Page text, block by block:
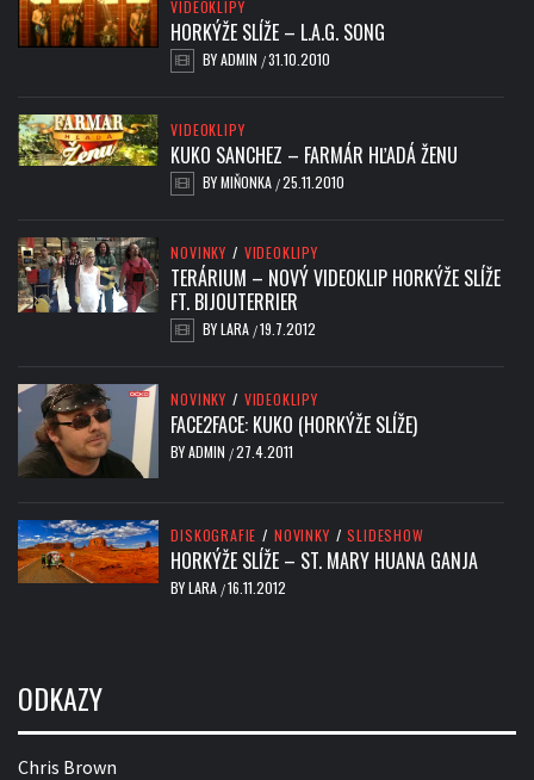
VIDEOKLIPY
HORKÝŽE SLÍŽE – L.A.G. SONG
BYADMIN /31.10.2010
VIDEOKLIPY
KUKO SANCHEZ – FARMÁR HĽADÁ ŽENU
BYMIŇONKA /25.11.2010
NOVINKY / VIDEOKLIPY
TERÁRIUM – NOVÝ VIDEOKLIP HORKÝŽE SLÍŽE
FT. BIJOUTERRIER
BYLARA /19.7.2012
NOVINKY / VIDEOKLIPY
FACE2FACE: KUKO (HORKÝŽE SLÍŽE)
BYADMIN /27.4.2011
DISKOGRAFIE / NOVINKY / SLIDESHOW
HORKÝŽE SLÍŽE – ST. MARY HUANA GANJA
BYLARA /16.11.2012
ODKAZY
Chris Brown